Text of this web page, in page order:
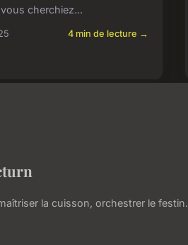
cherchiez...
4 min de lecture →
la cuisson, orchestrer le festin.